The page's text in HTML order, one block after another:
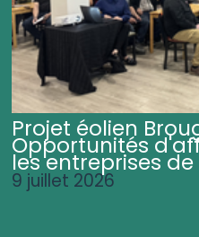
Projet éolien
Opportunités
les entreprises
9 juillet 2026